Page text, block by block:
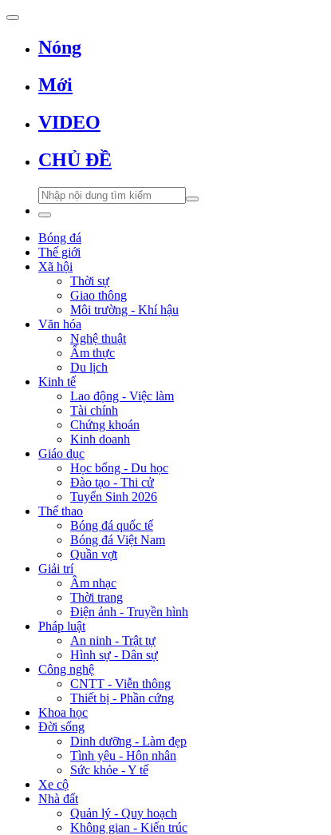
Nóng
Mới
VIDEO
CHỦ ĐỀ
Bóng đá
Thế giới
Xã hội
Thời sự
Giao thông
Môi trường - Khí hậu
Văn hóa
Nghệ thuật
Ẩm thực
Du lịch
Kinh tế
Lao động - Việc làm
Tài chính
Chứng khoán
Kinh doanh
Giáo dục
Học bổng - Du học
Đào tạo - Thi cử
Tuyển Sinh 2026
Thể thao
Bóng đá quốc tế
Bóng đá Việt Nam
Quần vợt
Giải trí
Âm nhạc
Thời trang
Điện ảnh - Truyền hình
Pháp luật
An ninh - Trật tự
Hình sự - Dân sự
Công nghệ
CNTT - Viễn thông
Thiết bị - Phần cứng
Khoa học
Đời sống
Dinh dưỡng - Làm đẹp
Tình yêu - Hôn nhân
Sức khỏe - Y tế
Xe cộ
Nhà đất
Quản lý - Quy hoạch
Không gian - Kiến trúc